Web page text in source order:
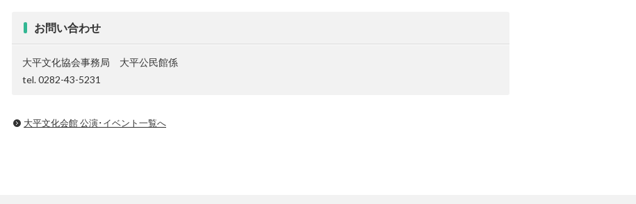
お問い合わせ
大平文化協会事務局 大平公民館係
tel. 0282-43-5231
大平文化会館 公演･イベント一覧へ